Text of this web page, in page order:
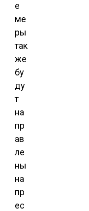
е
ме
ры
так
же
бу
ду
т
на
пр
ав
ле
ны
на
пр
ес